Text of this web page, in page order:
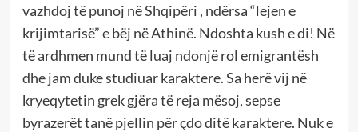
vazhdoj të punoj në Shqipëri , ndërsa “lejen e
krijimtarisë” e bëj në Athinë. Ndoshta kush e di! Në
të ardhmen mund të luaj ndonjë rol emigrantësh
dhe jam duke studiuar karaktere. Sa herë vij në
kryeqytetin grek gjëra të reja mësoj, sepse
byrazerët tanë pjellin për çdo ditë karaktere. Nuk e